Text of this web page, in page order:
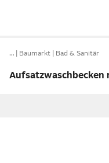
… Baumarkt Bad & Sanitär
Aufsatzwaschbecken